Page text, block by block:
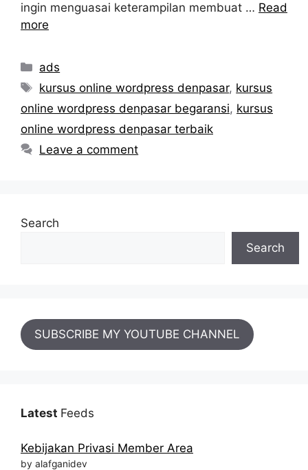
ingin menguasai keterampilan membuat … Read
more
Categories
ads
Tags
kursus online wordpress denpasar, kursus
online wordpress denpasar begaransi, kursus
online wordpress denpasar terbaik
Leave a comment
Search
Search
SUBSCRIBE MY YOUTUBE CHANNEL
Latest Feeds
Kebijakan Privasi Member Area
by alafganidev